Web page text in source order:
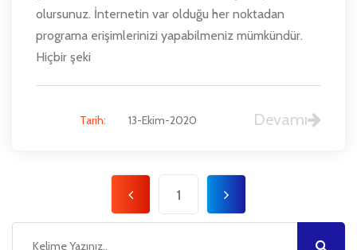
olursunuz. İnternetin var olduğu her noktadan
programa erişimlerinizi yapabilmeniz mümkündür.
Hiçbir şeki
Tarih: 13-Ekim-2020 Devamı
1